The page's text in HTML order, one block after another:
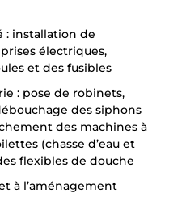
: installation de
électriques,
et des fusibles
: pose de robinets,
des siphons
des machines à
(chasse d’eau et
flexibles de douche
à l’aménagement